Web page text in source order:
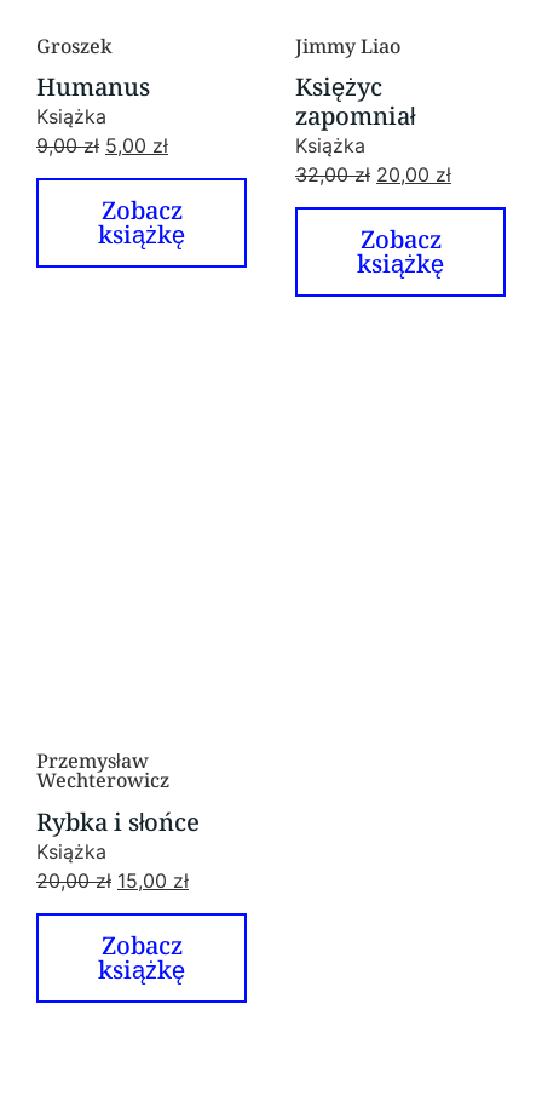
Groszek
Humanus
Książka
9,00zł 5,00 zł
Zobacz
książkę
Jimmy Liao
Księżyc
zapomniał
Książka
32,00zł 20,00 zł
Zobacz
książkę
Przemysław
Wechterowicz
Rybka i słońce
Książka
20,00zł 15,00 zł
Zobacz
książkę